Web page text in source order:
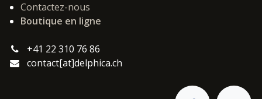
Contactez-nous
Boutique en ligne
+41 22 310 76 86
contact[at]delphica.ch